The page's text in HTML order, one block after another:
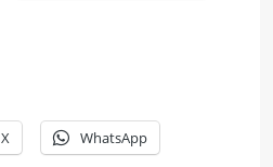
X WhatsApp